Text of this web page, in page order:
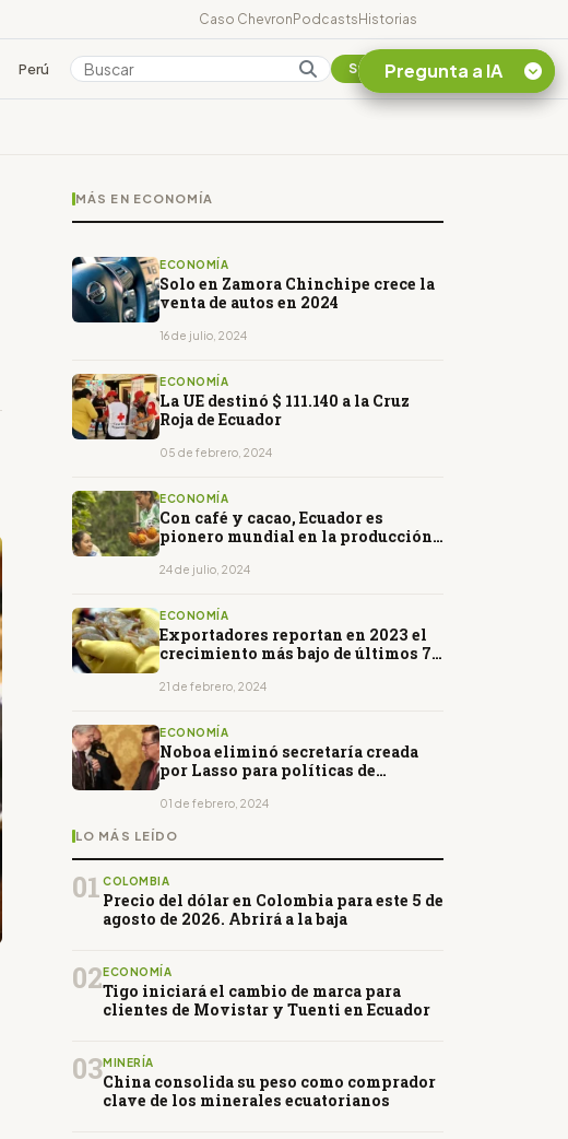
Caso ChevronPodcastsHistorias
Perú Colombia Suscribirse
MÁS EN ECONOMÍA
ECONOMÍA
Solo en Zamora Chinchipe crece la
venta de autos en 2024
16 de julio, 2024
ECONOMÍA
La UE destinó $ 111.140 a la Cruz
Roja de Ecuador
05 de febrero, 2024
ECONOMÍA
Con café y cacao, Ecuador es
pionero mundial en la producción
24 de julio, 2024
ECONOMÍA
Exportadores reportan en 2023 el
crecimiento más bajo de últimos 7
21 de febrero, 2024
ECONOMÍA
Noboa eliminó secretaría creada
por Lasso para políticas de
01 de febrero, 2024
LO MÁS LEÍDO
01 COLOMBIA
Precio del dólar en Colombia para este 5 de
agosto de 2026. Abrirá a la baja
02 ECONOMÍA
Tigo iniciará el cambio de marca para
clientes de Movistar y Tuenti en Ecuador
03MINERÍA
China consolida su peso como comprador
clave de los minerales ecuatorianos
Pregunta a IA